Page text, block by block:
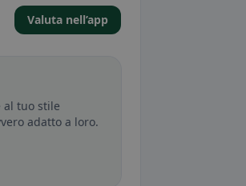
Valuta nell’app
al tuo stile
adatto a loro.